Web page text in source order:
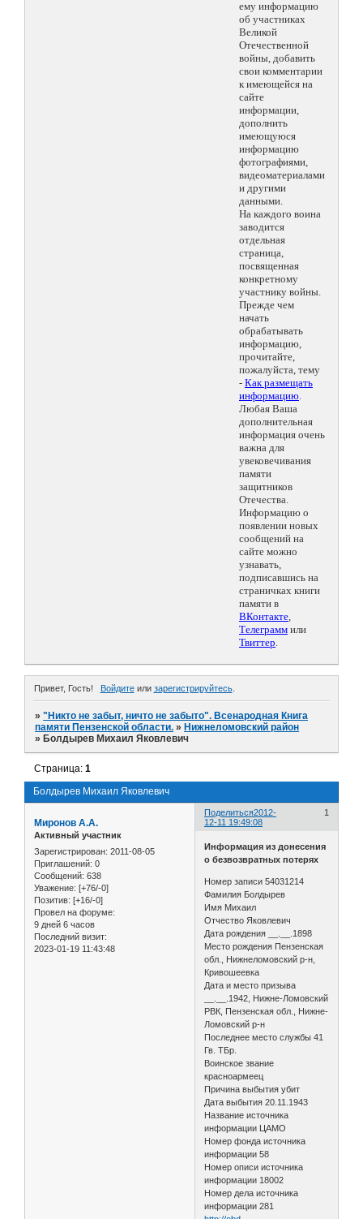
ему информацию
об участниках
Великой
Отечественной
войны, добавить
свои комментарии
к имеющейся на
сайте
информации,
дополнить
имеющуюся
информацию
фотографиями,
видеоматериалами
и другими
данными.
На каждого воина
заводится
отдельная
страница,
посвященная
конкретному
участнику войны.
Прежде чем
начать
обрабатывать
информацию,
прочитайте,
пожалуйста, тему
- Как размещать
информацию.
Любая Ваша
дополнительная
информация очень
важна для
увековечивания
памяти
защитников
Отечества.
Информацию о
появлении новых
сообщений на
сайте можно
узнавать,
подписавшись на
страничках книги
памяти в
ВКонтакте,
Телеграмм или
Твиттер.
Привет, Гость! Войдитеили зарегистрируйтесь.
»"Никто не забыт, ничто не забыто". Всенародная Книга
памяти Пензенской области. » Нижнеломовский район
» Болдырев Михаил Яковлевич
Болдырев Михаил Яковлевич
Страница:1
Поделиться 1
2012-
12-11 19:49:08
Миронов А.А.
Активный участник
Зарегистрирован: 2011-08-05
Приглашений: 0
Сообщений: 638
Уважение: [+76/-0]
Позитив: [+16/-0]
Провел на форуме:
9 дней 6 часов
Последний визит:
2023-01-19 11:43:48
Информация из донесения
о безвозвратных потерях
Номер записи 54031214
Фамилия Болдырев
Имя Михаил
Отчество Яковлевич
Дата рождения __.__.1898
Место рождения Пензенская
обл., Нижнеломовский р-н,
Кривошеевка
Дата и место призыва
__.__.1942, Нижне-Ломовский
РВК, Пензенская обл., Нижне-
Ломовский р-н
Последнее место службы 41
Гв. ТБр.
Воинское звание
красноармеец
Причина выбытия убит
Дата выбытия 20.11.1943
Название источника
информации ЦАМО
Номер фонда источника
информации 58
Номер описи источника
информации 18002
Номер дела источника
информации 281